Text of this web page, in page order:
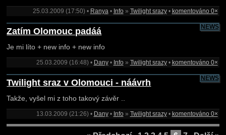
25.03.2009 (17:50) • Ranya• Info» Twilight srazy• komentováno 0×
NEWS
Zatím Olomouc padáá
Je mi líto + new info + new info
25.03.2009 (16:48) • Dany• Info» Twilight srazy• komentováno 0×
NEWS
Twilight sraz v Olomouci - náávrh
Takže, vyšel mi z toho takový závěr ..
13.03.2009 (21:26) • Dany• Info» Twilight srazy• komentováno 0×